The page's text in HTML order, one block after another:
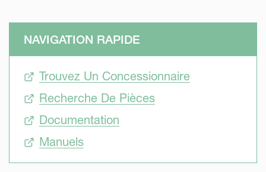
NAVIGATION RAPIDE
Trouvez Un Concessionnaire
Recherche De Pièces
Documentation
Manuels